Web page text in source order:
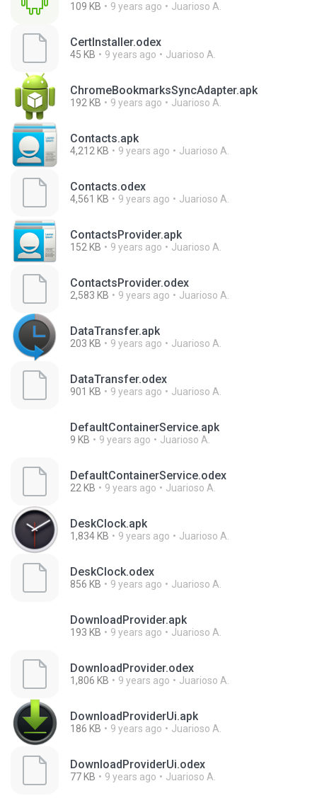
109 KB 9 years ago Juarioso A.
CertInstaller.odex
45 KB 9 years ago Juarioso A.
ChromeBookmarksSyncAdapter.apk
192 KB 9 years ago Juarioso A.
Contacts.apk
4,212 KB 9 years ago Juarioso A.
Contacts.odex
4,561 KB 9 years ago Juarioso A.
ContactsProvider.apk
152 KB 9 years ago Juarioso A.
ContactsProvider.odex
2,583 KB 9 years ago Juarioso A.
DataTransfer.apk
203 KB 9 years ago Juarioso A.
DataTransfer.odex
901 KB 9 years ago Juarioso A.
DefaultContainerService.apk
9 KB 9 years ago Juarioso A.
DefaultContainerService.odex
22 KB 9 years ago Juarioso A.
DeskClock.apk
1,834 KB 9 years ago Juarioso A.
DeskClock.odex
856 KB 9 years ago Juarioso A.
DownloadProvider.apk
193 KB 9 years ago Juarioso A.
DownloadProvider.odex
1,806 KB 9 years ago Juarioso A.
DownloadProviderUi.apk
186 KB 9 years ago Juarioso A.
DownloadProviderUi.odex
77 KB 9 years ago Juarioso A.